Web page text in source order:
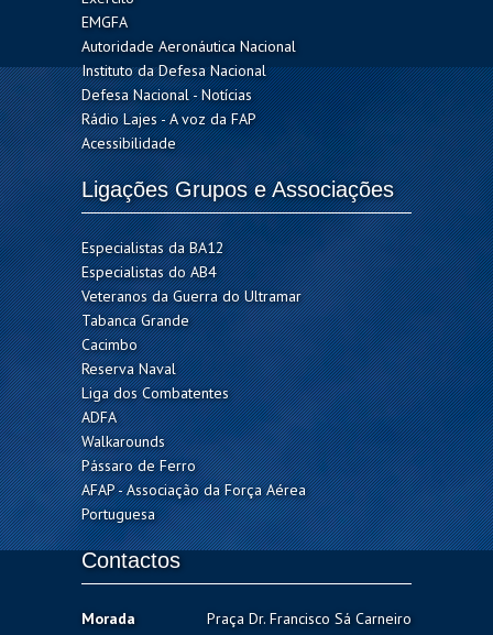
EMGFA
Autoridade Aeronáutica Nacional
Instituto da Defesa Nacional
Defesa Nacional - Notícias
Rádio Lajes - A voz da FAP
Acessibilidade
Ligações Grupos e Associações
Especialistas da BA12
Especialistas do AB4
Veteranos da Guerra do Ultramar
Tabanca Grande
Cacimbo
Reserva Naval
Liga dos Combatentes
ADFA
Walkarounds
Pássaro de Ferro
AFAP - Associação da Força Aérea
Portuguesa
Contactos
Morada
Praça Dr. Francisco Sá Carneiro